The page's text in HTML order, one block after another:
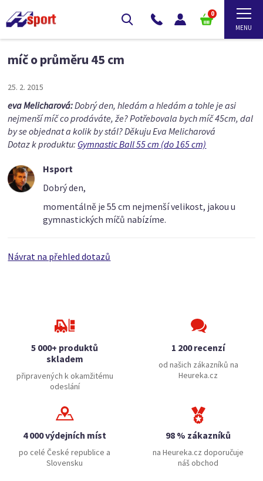
0
míč o průměru 45 cm
25. 2. 2015
eva Melicharová:Dobrý den, hledám a hledám a tohle je asi
nejmenší míč co prodáváte, že? Potřebovala bych míč 45cm, dal
by se objednat a kolik by stál? Děkuju Eva Melicharová
Dotaz k produktu: Gymnastic Ball 55 cm (do 165 cm)
Hsport
Dobrý den,
momentálně je 55 cm nejmenší velikost, jakou u
gymnastických míčů nabízíme.
Návrat na přehled dotazů
5 000+ produktů
skladem
připravených k okamžitému
odeslání
1 200 recenzí
od našich zákazníků na
Heureka.cz
4 000 výdejních míst
po celé České republice a
Slovensku
98 % zákazníků
na Heureka.cz doporučuje
náš obchod